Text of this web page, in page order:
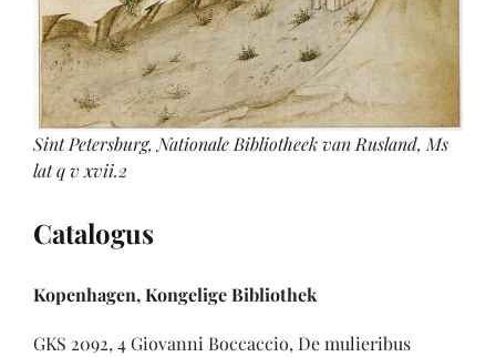
Sint Petersburg, Nationale Bibliotheek van Rusland, Ms
lat q v xvii.2
Catalogus
Kopenhagen, Kongelige Bibliothek
GKS 2092, 4 Giovanni Boccaccio, De mulieribus